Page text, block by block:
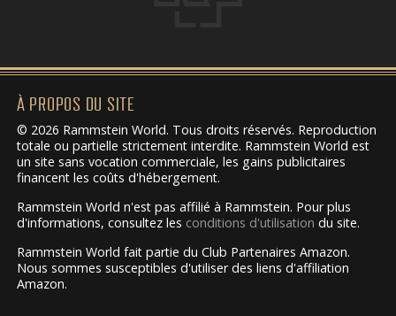
À PROPOS DU SITE
© 2026 Rammstein World. Tous droits réservés. Reproduction
totale ou partielle strictement interdite. Rammstein World est
un site sans vocation commerciale, les gains publicitaires
financent les coûts d'hébergement.
Rammstein World n'est pas affilié à Rammstein. Pour plus
d'informations, consultez les conditions d'utilisation du site.
Rammstein World fait partie du Club Partenaires Amazon.
Nous sommes susceptibles d'utiliser des liens d'affiliation
Amazon.